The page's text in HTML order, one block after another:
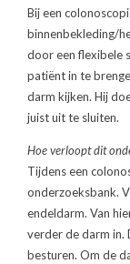
Bij een
binnenbekleding/
door een flexibele
patiënt in te
darm kijken. Hij
juist uit te sluiten.
Hoe verloopt dit
Tijdens een
onderzoeksbank.
endeldarm. Van
verder de darm in.
besturen. Om de